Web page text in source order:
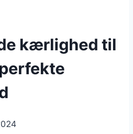
kærlighed til